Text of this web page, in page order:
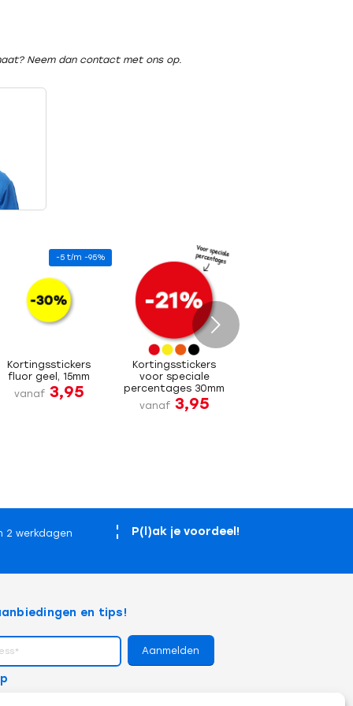
Neem dan contact met ons op.
-5 t/m -95%
Kortingsstickers
fluor geel, 15mm
vanaf 3,95
Kortingsstickers
voor speciale
percentages 30mm
vanaf 3,95
Volgende
2 werkdagen
P(l)ak je voordeel!
en tips!